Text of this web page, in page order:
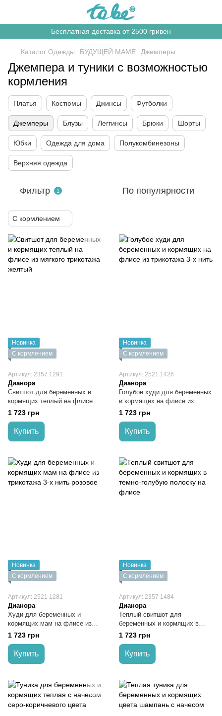
Бесплатная доставка от 2500 гривен
Каталог Одежды БУДУЩЕЙ МАМЕ Джемперы
Джемпера и туники с возможностью
кормления
Платья Костюмы Джинсы Футболки
Джемперы Блузы Леггинсы Брюки Шорты
Юбки Одежда для дома Полукомбинезоны
Верхняя одежда
Фильтр 1 По популярности
С кормлением
Новинка
С кормлением
Артикул: 2357 1291
Дианора
Свитшот для беременных и
кормящих теплый на флисе из
мягкого трикотажа желтый
1 723 грн
Купить
Новинка
С кормлением
Артикул: 2521 1426
Дианора
Голубое худи для беременных
и кормящих на флисе из
трикотажа 3-х нить
1 723 грн
Купить
Новинка
С кормлением
Артикул: 2521 1281
Дианора
Худи для беременных и
кормящих мам на флисе из
трикотажа 3-х нить розовое
1 723 грн
Купить
Новинка
С кормлением
Артикул: 2357 1484
Дианора
Теплый свитшот для
беременных и кормящих в
темно-голубую полоску на
1 723 грн
Купить